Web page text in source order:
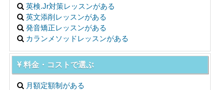
英検.Jr対策レッスンがある
英文添削レッスンがある
発音矯正レッスンがある
カランメソッドレッスンがある
料金・コストで選ぶ
月額定額制がある